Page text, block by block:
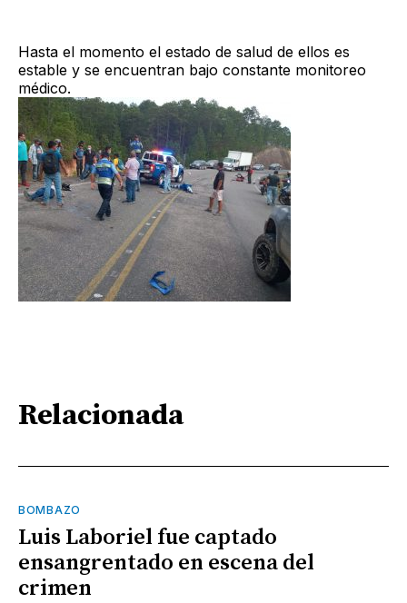
Hasta el momento el estado de salud de ellos es
estable y se encuentran bajo constante monitoreo
médico.
Relacionada
BOMBAZO
Luis Laboriel fue captado
ensangrentado en escena del
crimen